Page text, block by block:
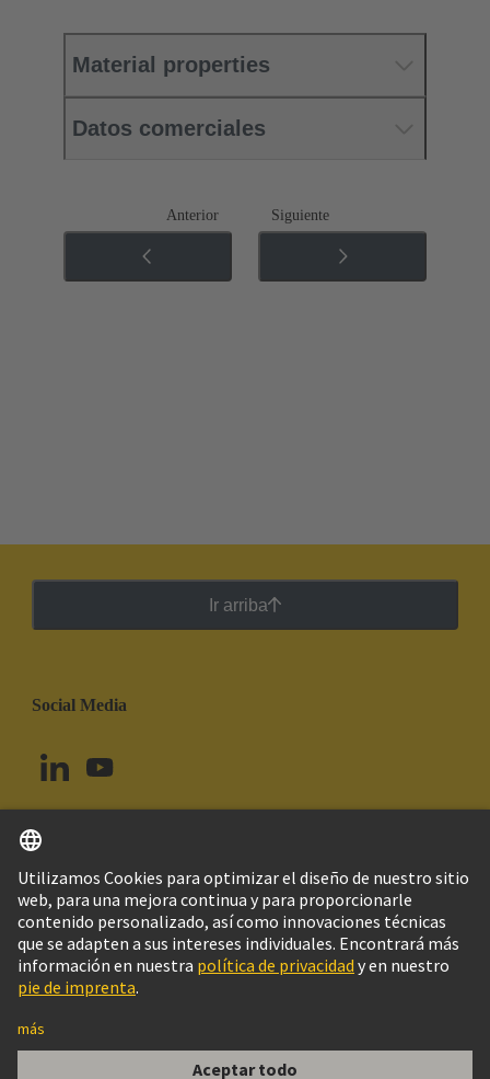
Material properties
Datos comerciales
Anterior Siguiente
Ir arriba
Social Media
Brasil Español
© Grupo Tecnológico HARTING
Configuración de cookies